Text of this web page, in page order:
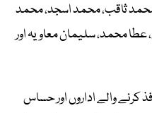
محمد ثاقب، محمد اسجد، محمد
عطا محمد، سلیمان معاویہ اور
کرنے والے اداروں اور حساس